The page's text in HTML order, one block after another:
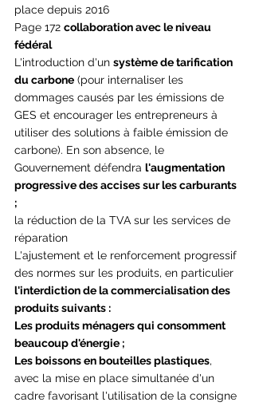
place depuis 2016
Page 172 collaboration avec le niveau
fédéral
L'introduction d'un système de tarification
du carbone (pour internaliser les
dommages causés par les émissions de
GES et encourager les entrepreneurs à
utiliser des solutions à faible émission de
carbone). En son absence, le
Gouvernement défendra l'augmentation
progressive des accises sur les carburants
;
la réduction de la TVA sur les services de
réparation
L'ajustement et le renforcement progressif
des normes sur les produits, en particulier
l'interdiction de la commercialisation des
produits suivants :
Les produits ménagers qui consomment
beaucoup d'énergie ;
Les boissons en bouteilles plastiques,
avec la mise en place simultanée d'un
cadre favorisant l'utilisation de la consigne